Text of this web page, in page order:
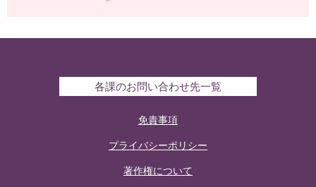
各課のお問い合わせ先一覧
免責事項
プライバシーポリシー
著作権について